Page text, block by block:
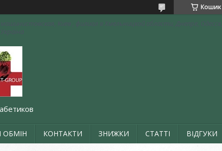
Кошик
ОБМІН КОНТАКТИ ЗНИЖКИ СТАТТІ ВІДГУКИ